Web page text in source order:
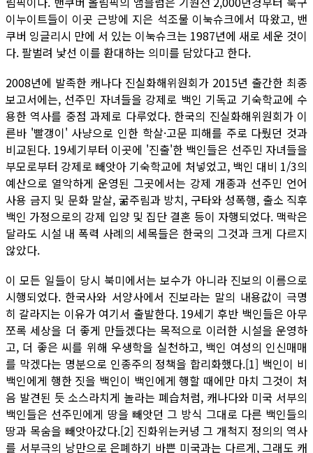
이누이트들이 이곳 근방에 지은 석조물 이눅슈크에서 따왔고, 밴
쿠버 잉글리시 만에 서 있는 이눅슈크는 1987년에 새로 세운 것이
다. 팔벌려 낯선 이를 환대하는 의미를 담았다고 한다.
2008년에 발족한 캐나다 진실화해위원회가 2015년 출간한 최종
보고서에는, 선주민 자녀들을 강제로 백인 기독교 기숙학교에 수
용한 역사를 중점 과제로 다루었다. 한국의 진실화해위원회가 이
른바 '빨갱이' 사냥으로 인한 학살·고문 피해를 주로 다뤘던 것과
비교된다. 19세기부터 이곳에 '진출'한 백인들은 선주민 자녀들을
부모로부터 강제로 빼앗아 기숙학교에 처넣었고, 백인 대비 1/3의
예산으로 열악하게 운영된 그곳에서는 강제 개종과 선주민 언어
사용 금지 및 문화 말살, 굶주림과 방치, 구타와 성폭행, 출소 직후
백인 가정으로의 강제 입양 및 집단 결혼 등이 자행되었다. 맥락은
달라도 시설 내 폭력 사례의 세목들은 한국의 그것과 크게 다르지
않았다.
이 모든 일들이 당시 북미에서는 보수가 아니라 진보의 이름으로
시행되었다. 한국사와 서양사에서 진보라는 말의 내용값이 극명
히 갈라지는 이유가 여기서 출발한다. 19세기 후반 백인들은 아무
쪼록 세상을 더 좋게 만들겠다는 목적으로 이러한 시설을 운영하
고, 더 좋은 씨를 위해 우생학을 실천하고, 백인 여성의 인신매매
를 막겠다는 명분으로 인종주의 정책을 합리화했다.[1] 백인이 비
백인에게 행한 짓을 백인이 백인에게 행할 때에만 마치 그것이 처
음 발견된 듯 소스라치게 놀라는 폐습처럼, 캐나다와 미국 서부의
백인들은 선주민에게 땅을 빼앗던 그 방식 그대로 다른 백인들의
땅과 목숨을 빼앗아갔다.[2] 진화위는커녕 그 개척지 정의의 역사
를 서부극의 낭만으로 은폐하기 바쁜 미국과는 다르게, 그래도 캐